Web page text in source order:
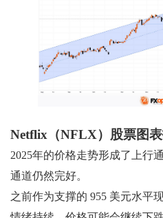
Netflix（NFLX）股票图
2025年的价格走势形成了上行
通道仍然完好。
之前作为支撑的 955 美元水平